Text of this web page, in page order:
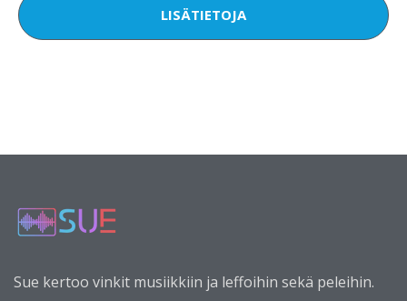
LISÄTIETOJA
Sue kertoo vinkit musiikkiin ja leffoihin sekä peleihin.